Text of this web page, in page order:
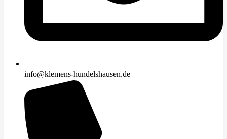
info@klemens-hundelshausen.de